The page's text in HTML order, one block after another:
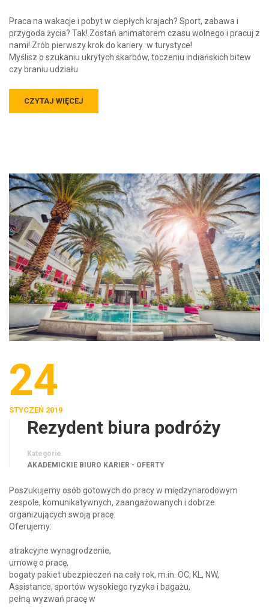
Praca na wakacje i pobyt w ciepłych krajach? Sport, zabawa i
przygoda życia? Tak! Zostań animatorem czasu wolnego i pracuj z
nami! Zrób pierwszy krok do kariery w turystyce!
Myślisz o szukaniu ukrytych skarbów, toczeniu indiańskich bitew
czy braniu udziału
CZYTAJ WIĘCEJ
24
STYCZEŃ 2019
Rezydent biura podróży
Kategorie
AKADEMICKIE BIURO KARIER - OFERTY
Poszukujemy osób gotowych do pracy w międzynarodowym
zespole, komunikatywnych, zaangażowanych i dobrze
organizujących swoją pracę.
Oferujemy:
atrakcyjne wynagrodzenie,
umowę o pracę,
bogaty pakiet ubezpieczeń na cały rok, m.in. OC, KL, NW,
Assistance, sportów wysokiego ryzyka i bagażu,
pełną wyzwań pracę w